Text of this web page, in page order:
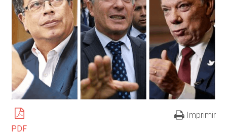
PDF
Imprimir